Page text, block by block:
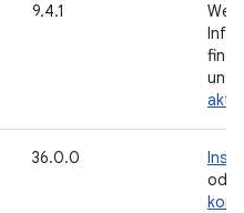
9.4.1
36.0.0
oder